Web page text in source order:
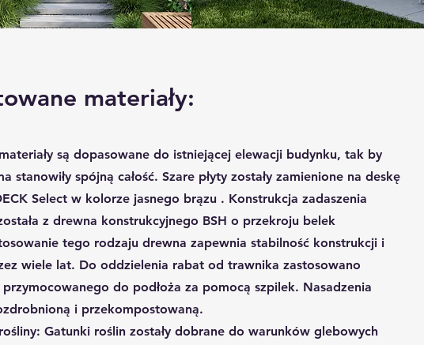
materiały:
są dopasowane do istniejącej elewacji budynku, tak by
stanowiły spójną całość. Szare płyty zostały zamienione na deskę
Select w kolorze jasnego brązu . Konstrukcja zadaszenia
z drewna konstrukcyjnego BSH o przekroju belek
tego rodzaju drewna zapewnia stabilność konstrukcji i
wiele lat. Do oddzielenia rabat od trawnika zastosowano
do podłoża za pomocą szpilek. Nasadzenia
i przekompostowaną.
Gatunki roślin zostały dobrane do warunków glebowych